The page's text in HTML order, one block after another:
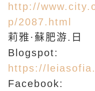
http://
p/2087.html
莉雅·蘇肥游.日
Blogspot:
https://
Facebook: